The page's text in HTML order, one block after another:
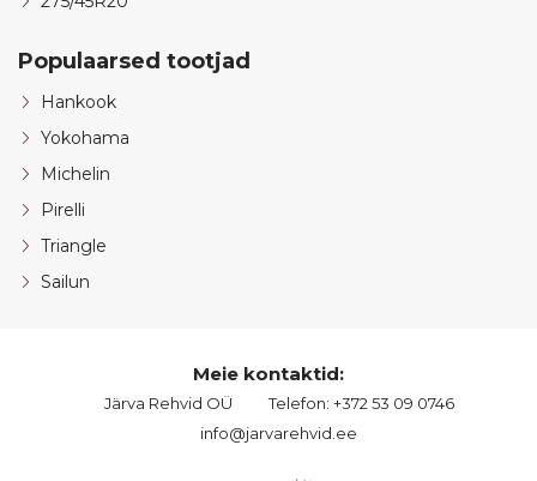
Populaarsed tootjad
Hankook
Yokohama
Michelin
Pirelli
Triangle
Sailun
Meie kontaktid:
Järva Rehvid OÜ
Telefon: +372 53 09 0746
info@jarvarehvid.ee